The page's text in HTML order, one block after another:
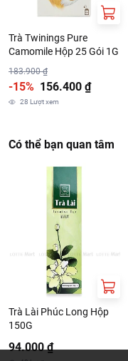
Trà Twinings Pure
Camomile Hộp 25 Gói 1G
183.900 ₫
-15% 156.400 ₫
28 Lượt xem
Có thể bạn quan tâm
Trà Lài Phúc Long Hộp
150G
94.000 ₫